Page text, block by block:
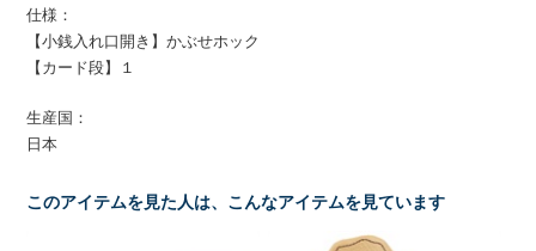
仕様：
【小銭入れ口開き】かぶせホック
【カード段】１
生産国：
日本
このアイテムを見た人は、こんなアイテムを見ています